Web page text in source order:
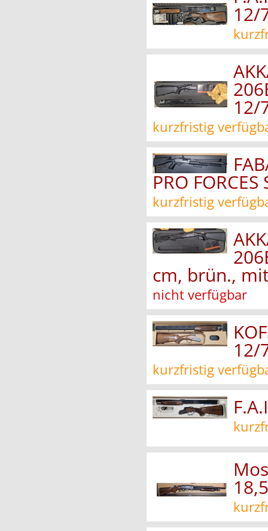
12/
12/
kurzfristig
PRO FORCES
kurzfristig
cm, brün.,
nicht verfügbar
12/
kurzfristig